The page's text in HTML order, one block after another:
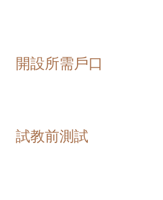
​開設所需戶口
試教前測試